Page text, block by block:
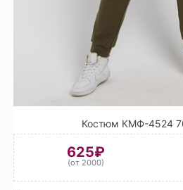
Костюм КМФ-4524
625₽
(от 2000)